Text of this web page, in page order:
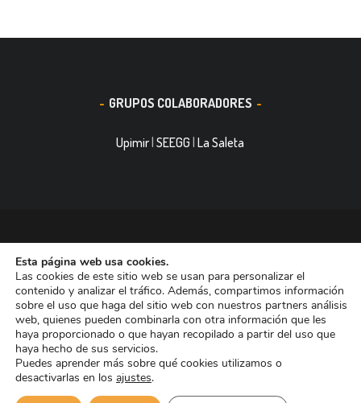
GRUPOS COLABORADORES
Upimir|SEEGG |La Saleta
© 2016, Smith&Nephew, S.A. es un negocio mundial de
tecnología médica dedicada a mejorar la vida de las personas.
Nuestras divisiones de negocio ocupan las primeras posiciones
entre las empresas dedicadas a Reconstrucción Ortopédica,
Curación de heridas Medicina del Deporte y Trauma. Tiene casi
11.000 trabajadores en todo el mundo y está presente en más de
90 países.
Aviso de Cookies Aviso Legal
Esta página web usa cookies.
Las cookies de este sitio web se usan para personalizar el
contenido y analizar el tráfico. Además, compartimos información
sobre el uso que haga del sitio web con nuestros partners análisis
web, quienes pueden combinarla con otra información que les
haya proporcionado o que hayan recopilado a partir del uso que
haya hecho de sus servicios.
Puedes aprender más sobre qué cookies utilizamos o
desactivarlas en los ajustes.